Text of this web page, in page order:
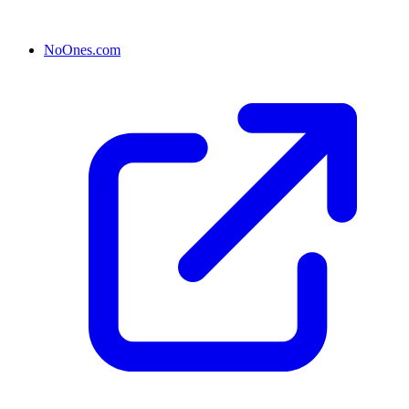
NoOnes.com